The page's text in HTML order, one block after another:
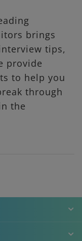
brings
tips,
provide
to help you
through
the